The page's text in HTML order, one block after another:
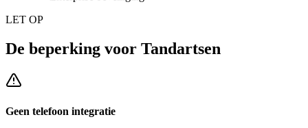
LET OP
De beperking voor Tandartsen
Geen telefoon integratie